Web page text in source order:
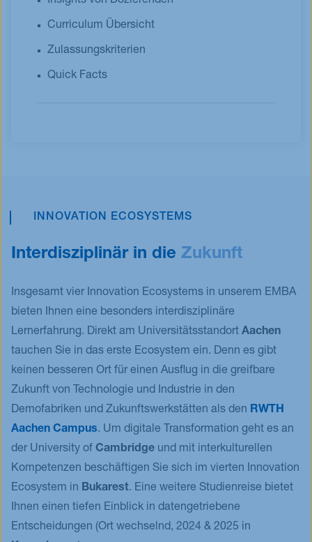
Curriculum Übersicht
Zulassungskriterien
Quick Facts
INNOVATION ECOSYSTEMS
Interdisziplinär in die Zukunft
Insgesamt vier Innovation Ecosystems in unserem EMBA
bieten Ihnen eine besonders interdisziplinäre
Lernerfahrung. Direkt am Universitätsstandort Aachen
tauchen Sie in das erste Ecosystem ein. Denn es gibt
keinen besseren Ort für einen Ausflug in die greifbare
Zukunft von Technologie und Industrie in den
Demofabriken und Zukunftswerkstätten als den RWTH
Aachen Campus. Um digitale Transformation geht es an
der University of Cambridge und mit interkulturellen
Kompetenzen beschäftigen Sie sich im vierten Innovation
Ecosystem in Bukarest. Eine weitere Studienreise bietet
Ihnen einen tiefen Einblick in datengetriebene
Entscheidungen (Ort wechselnd, 2024 & 2025 in